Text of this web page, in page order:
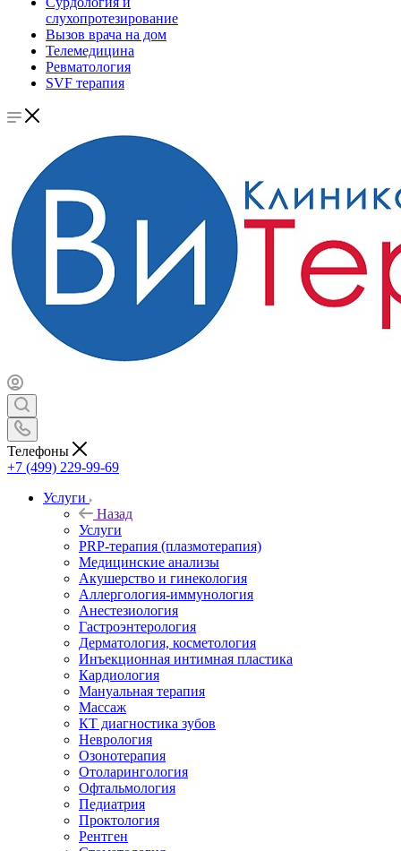
слухопротезирование
Вызов врача на дом
Телемедицина
Ревматология
SVF терапия
Телефоны
+7 (499) 229-99-69
Услуги
Назад
Услуги
PRP-терапия (плазмотерапия)
Медицинские анализы
Акушерство и гинекология
Аллергология-иммунология
Анестезиология
Гастроэнтерология
Дерматология, косметология
Инъекционная интимная пластика
Кардиология
Мануальная терапия
Массаж
КТ диагностика зубов
Неврология
Озонотерапия
Отоларингология
Офтальмология
Педиатрия
Проктология
Рентген